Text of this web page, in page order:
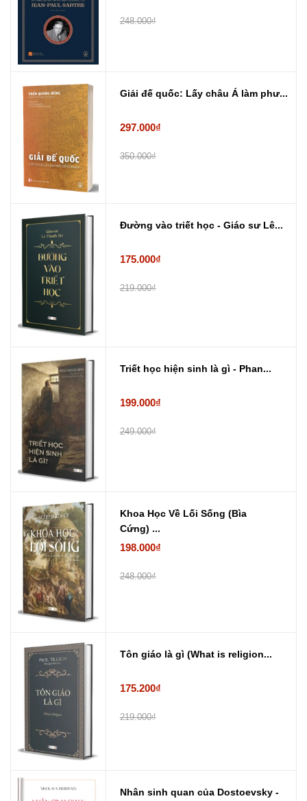
248.000₫
Giải đế quốc: Lấy châu Á làm phư...
297.000₫
350.000₫
Đường vào triết học - Giáo sư Lê...
175.000₫
219.000₫
Triết học hiện sinh là gì - Phan...
199.000₫
249.000₫
Khoa Học Về Lối Sống (Bìa
Cứng) ...
198.000₫
248.000₫
Tôn giáo là gì (What is religion...
175.200₫
219.000₫
Nhân sinh quan của Dostoevsky -